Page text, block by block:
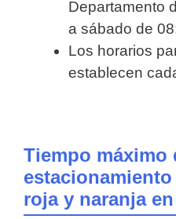
Departamento
a sábado de
Los horarios
establecen
Tiempo máximo
roja y naranja